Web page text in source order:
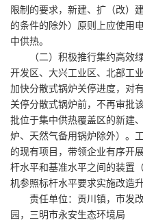
限制的要求，新建、扩（改）
的条件的除外）原则上应使用
中供热。
（二）积极推行集约高效绿
开发区、大兴工业区、北部工
加快分散式锅炉关停进度，对
关停分散式锅炉前，不再审批
批位于集中供热覆盖区的新建
炉、天然气备用锅炉除外）。
的现有项目，带领企业有序开
杆水平和基准水平之间的装置
机参照标杆水平要求实施改造升
责任单位：贡川镇，市发改
园，三明市永安生态环境局